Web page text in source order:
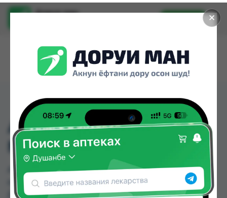
✕
Доруи ман
Установить
АНЕСТЕЗОЛ СВЕЧИ
№10
АНЕСТЕЗОЛ СВЕЧИ №10 можно купить или
заказать в аптеках, Аптека Нур (Nur), Арча,
Дорухона +7, Дорухона Имтиёз, Дорухона